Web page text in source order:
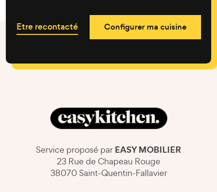
Etre recontacté Configurer ma cuisine
Service proposé par EASY MOBILIER
23 Rue de Chapeau Rouge
38070 Saint-Quentin-Fallavier